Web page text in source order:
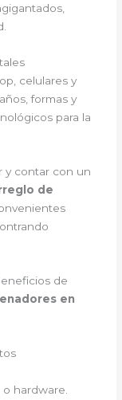
celulares y
formas y
para la
y contar con un
de
de
en
hardware.